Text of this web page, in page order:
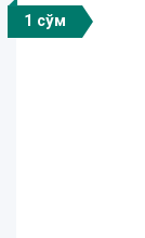
1 сўм